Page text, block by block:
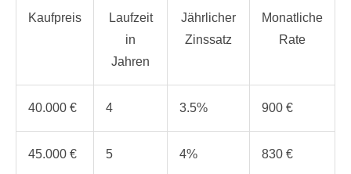
Kaufpreis
Laufzeit
in
Jahren
Jährlicher
Zinssatz
Monatliche
Rate
40.000 € 4 3.5% 900 €
45.000 € 5 4% 830 €